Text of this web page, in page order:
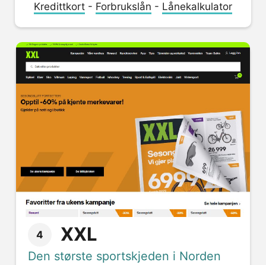
Kredittkort - Forbrukslån - Lånekalkulator
4 XXL
Den største sportskjeden i Norden